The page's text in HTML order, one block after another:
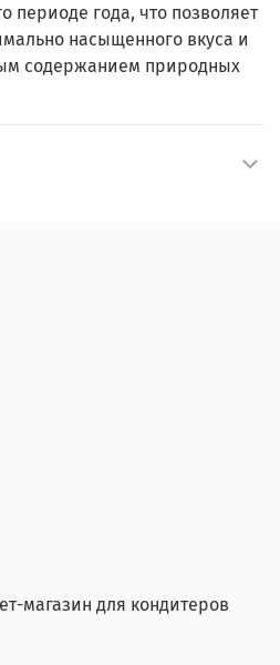
периоде года, что позволяет
насыщенного вкуса и
содержанием природных
магазин для кондитеров